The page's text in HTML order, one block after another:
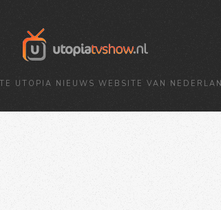
UTOPIA NIEUWS WEBSITE VAN